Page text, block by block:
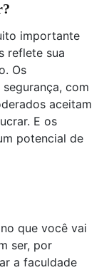
importante
reflete sua
Os
com
aceitam
E os
potencial de
que você vai
ser, por
a faculdade